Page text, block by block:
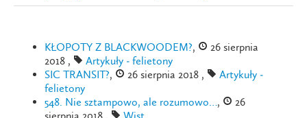
KŁOPOTY Z BLACKWOODEM?,
26 sierpnia
2018 ,
Artykuły - felietony
SIC TRANSIT?, 26 sierpnia 2018 ,
Artykuły -
felietony
548. Nie sztampowo, ale rozumowo…,
26